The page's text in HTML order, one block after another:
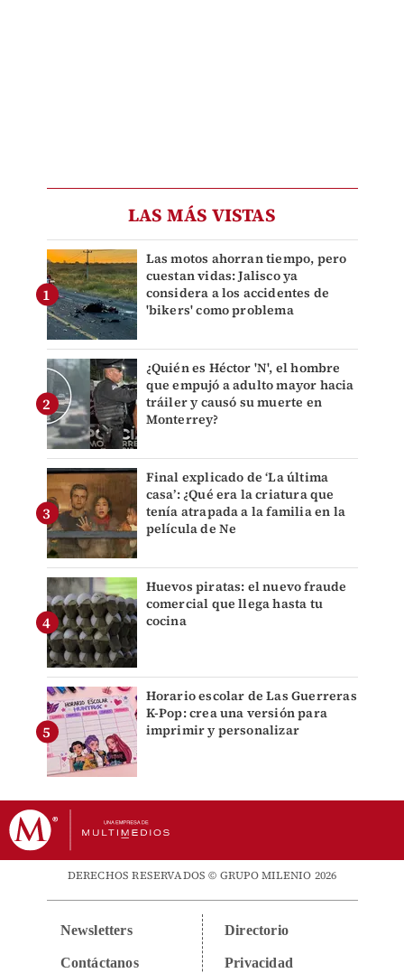
LAS MÁS VISTAS
Las motos ahorran tiempo, pero
cuestan vidas: Jalisco ya
considera a los accidentes de
'bikers' como problema
¿Quién es Héctor 'N', el hombre
que empujó a adulto mayor hacia
tráiler y causó su muerte en
Monterrey?
Final explicado de ‘La última
casa’: ¿Qué era la criatura que
tenía atrapada a la familia en la
película de Ne
Huevos piratas: el nuevo fraude
comercial que llega hasta tu
cocina
Horario escolar de Las Guerreras
K-Pop: crea una versión para
imprimir y personalizar
DERECHOS RESERVADOS © GRUPO MILENIO 2026
Newsletters
Contáctanos
Directorio
Privacidad